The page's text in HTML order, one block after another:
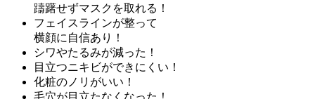
躊躇せずマスクを取れる！
フェイスラインが整って
横顔に自信あり！
シワやたるみが減った！
目立つニキビができにくい！
化粧のノリがいい！
毛穴が目立たなく なった！